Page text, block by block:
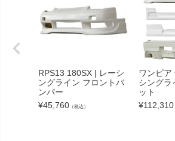
RPS13 180SX | レーシ
ングライン フロントバ
ンパー
¥45,760 （税込）
ワンビア
シングラ
ット
¥112,310